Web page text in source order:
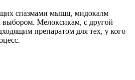
спазмами мышц, мидокалм
выбором. Мелоксикам, с другой
препаратом для тех, у кого